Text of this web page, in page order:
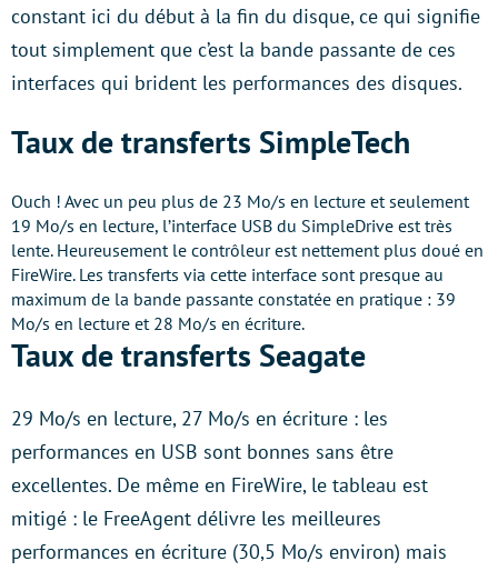
constant ici du début à la fin du disque, ce qui signifie
tout simplement que c’est la bande passante de ces
interfaces qui brident les performances des disques.
Taux de transferts SimpleTech
Ouch ! Avec un peu plus de 23 Mo/s en lecture et seulement
19 Mo/s en lecture, l’interface USB du SimpleDrive est très
lente. Heureusement le contrôleur est nettement plus doué en
FireWire. Les transferts via cette interface sont presque au
maximum de la bande passante constatée en pratique : 39
Mo/s en lecture et 28 Mo/s en écriture.
Taux de transferts Seagate
29 Mo/s en lecture, 27 Mo/s en écriture : les
performances en USB sont bonnes sans être
excellentes. De même en FireWire, le tableau est
mitigé : le FreeAgent délivre les meilleures
performances en écriture (30,5 Mo/s environ) mais